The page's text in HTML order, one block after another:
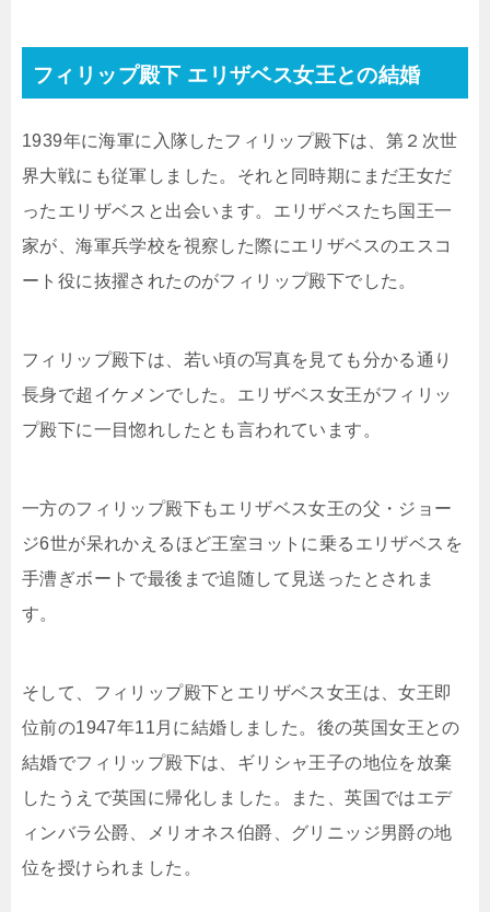
フィリップ殿下 エリザベス女王との結婚
1939年に海軍に入隊したフィリップ殿下は、第２次世
界大戦にも従軍しました。それと同時期にまだ王女だ
ったエリザベスと出会います。エリザベスたち国王一
家が、海軍兵学校を視察した際にエリザベスのエスコ
ート役に抜擢されたのがフィリップ殿下でした。
フィリップ殿下は、若い頃の写真を見ても分かる通り
長身で超イケメンでした。エリザベス女王がフィリッ
プ殿下に一目惚れしたとも言われています。
一方のフィリップ殿下もエリザベス女王の父・ジョー
ジ6世が呆れかえるほど王室ヨットに乗るエリザベスを
手漕ぎボートで最後まで追随して見送ったとされま
す。
そして、フィリップ殿下とエリザベス女王は、女王即
位前の1947年11月に結婚しました。後の英国女王との
結婚でフィリップ殿下は、ギリシャ王子の地位を放棄
したうえで英国に帰化しました。また、英国ではエデ
ィンバラ公爵、メリオネス伯爵、グリニッジ男爵の地
位を授けられました。